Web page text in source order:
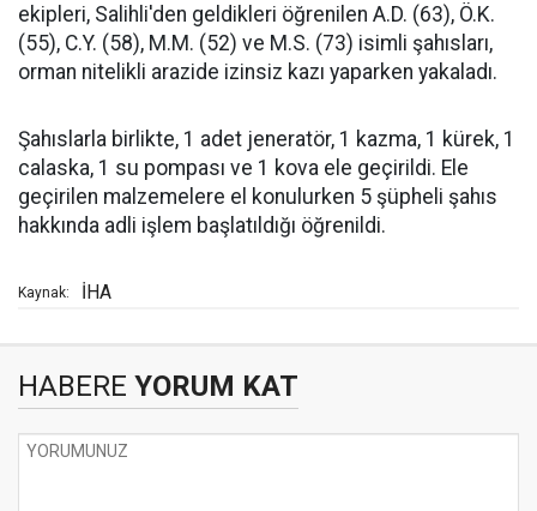
ekipleri, Salihli'den geldikleri öğrenilen A.D. (63), Ö.K.
(55), C.Y. (58), M.M. (52) ve M.S. (73) isimli şahısları,
orman nitelikli arazide izinsiz kazı yaparken yakaladı.
Şahıslarla birlikte, 1 adet jeneratör, 1 kazma, 1 kürek, 1
calaska, 1 su pompası ve 1 kova ele geçirildi. Ele
geçirilen malzemelere el konulurken 5 şüpheli şahıs
hakkında adli işlem başlatıldığı öğrenildi.
Kaynak: İHA
HABERE YORUM KAT